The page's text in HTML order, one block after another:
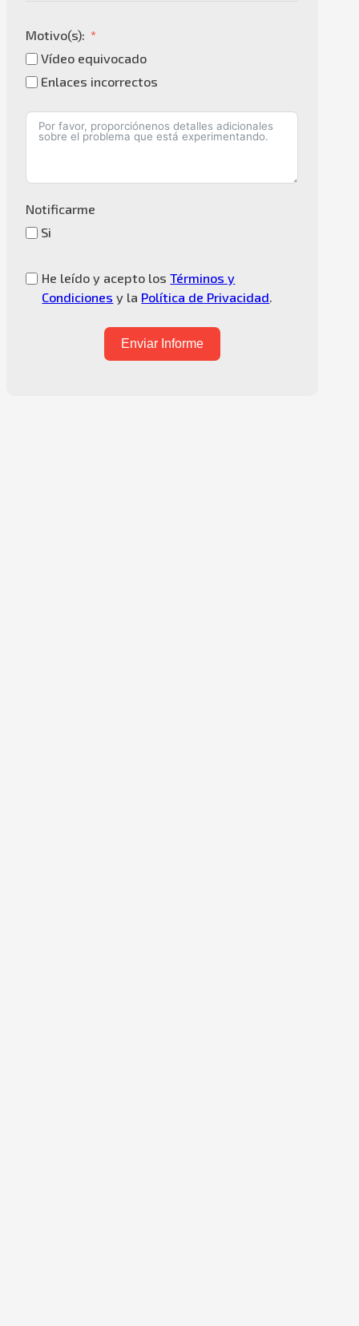
Motivo(s):
Vídeo equivocado
Enlaces incorrectos
Notificarme
Si
He leído y acepto losTérminos y
Condiciones y la Política de Privacidad.
Enviar Informe